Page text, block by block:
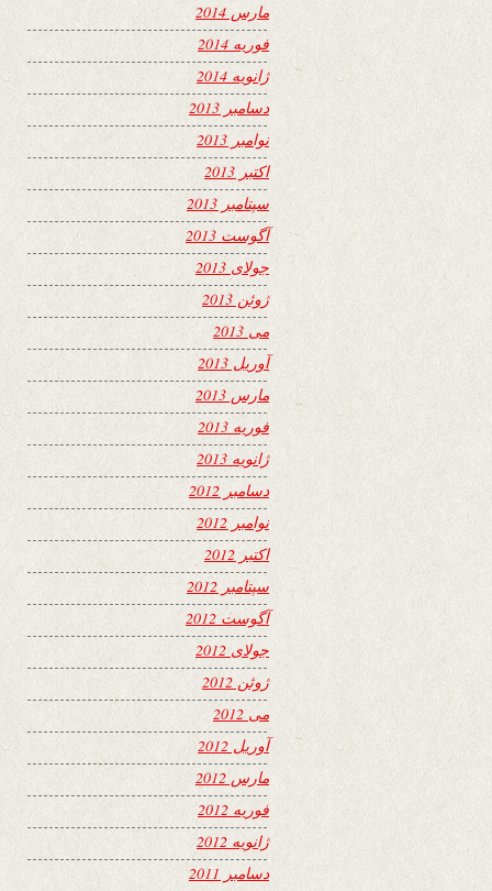
مارس 2014
فوریه 2014
ژانویه 2014
دسامبر 2013
نوامبر 2013
اکتبر 2013
سپتامبر 2013
آگوست 2013
جولای 2013
ژوئن 2013
می 2013
آوریل 2013
مارس 2013
فوریه 2013
ژانویه 2013
دسامبر 2012
نوامبر 2012
اکتبر 2012
سپتامبر 2012
آگوست 2012
جولای 2012
ژوئن 2012
می 2012
آوریل 2012
مارس 2012
فوریه 2012
ژانویه 2012
دسامبر 2011